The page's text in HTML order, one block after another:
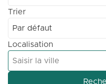
Trier
Par défaut
Localisation